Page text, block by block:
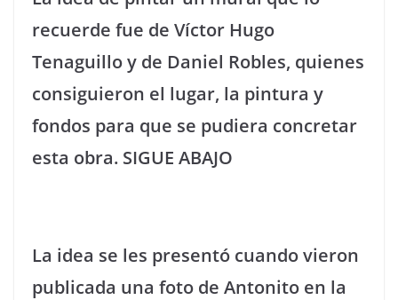
recuerde fue de Víctor Hugo
Tenaguillo y de Daniel Robles, quienes
consiguieron el lugar, la pintura y
fondos para que se pudiera concretar
esta obra. SIGUE ABAJO
La idea se les presentó cuando vieron
publicada una foto de Antonito en la